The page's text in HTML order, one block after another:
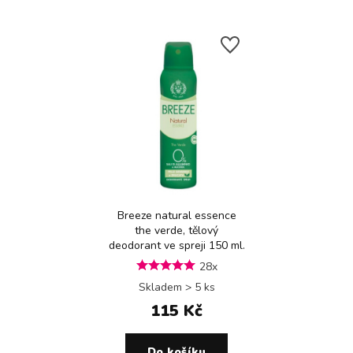
Breeze natural essence
the verde, tělový
deodorant ve spreji 150 ml.
28x
Skladem > 5 ks
115 Kč